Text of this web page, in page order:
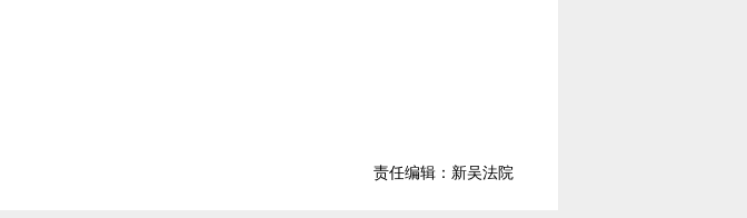
责任编辑：新吴法院